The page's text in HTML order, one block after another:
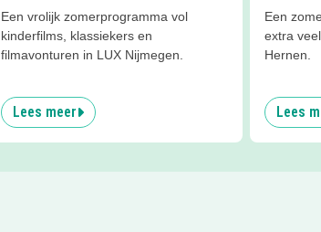
Een vrolijk zomerprogramma vol
kinderfilms, klassiekers en
filmavonturen in LUX Nijmegen.
Lees meer
Een
extra
Hernen.
Lees